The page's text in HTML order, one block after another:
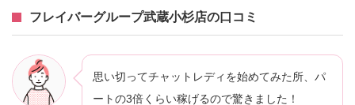
フレイバーグループ武蔵小杉店の口コミ
思い切ってチャットレディを始めてみた所、パ
ートの3倍くらい稼げるので驚きました！